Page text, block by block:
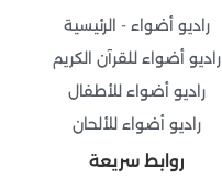
m
-
f
راديو أضواء - الرئيسية
راديو أضواء للقرآن الكريم
راديو أضواء للأطفال
راديو أضواء للألحان
روابط سريعة